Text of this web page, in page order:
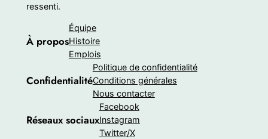
ressenti.
À propos
Équipe
Histoire
Emplois
Confidentialité
Politique de confidentialité
Conditions générales
Nous contacter
Réseaux sociaux
Facebook
Instagram
Twitter/X